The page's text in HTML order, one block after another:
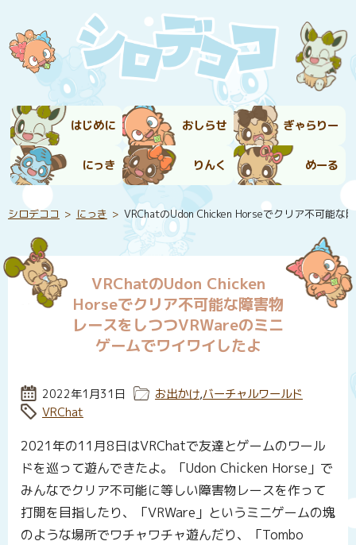
はじめに おしらせ ぎゃらりー
にっき りんく めーる
シロデココ にっき VRChatのUdon Chicken Horseでクリア不可能な
VRChatのUdon Chicken
Horseでクリア不可能な障害物
レースをしつつVRWareのミニ
ゲームでワイワイしたよ
投稿日:
2022年1月31日 カテゴリー:
お出かけ,バーチャルワールド
タグ:
VRChat
2021年の11月8日はVRChatで友達とゲームのワール
ドを巡って遊んできたよ。「Udon Chicken Horse」で
みんなでクリア不可能に等しい障害物レースを作って
打開を目指したり、「VRWare」というミニゲームの塊
のような場所でワチャワチャ遊んだり、「Tombo